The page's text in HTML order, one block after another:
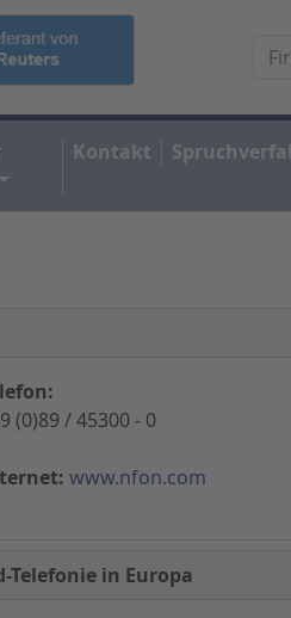
Kontakt
(0)89 / 45300 - 0
www.nfon.com
Telefonie in Europa